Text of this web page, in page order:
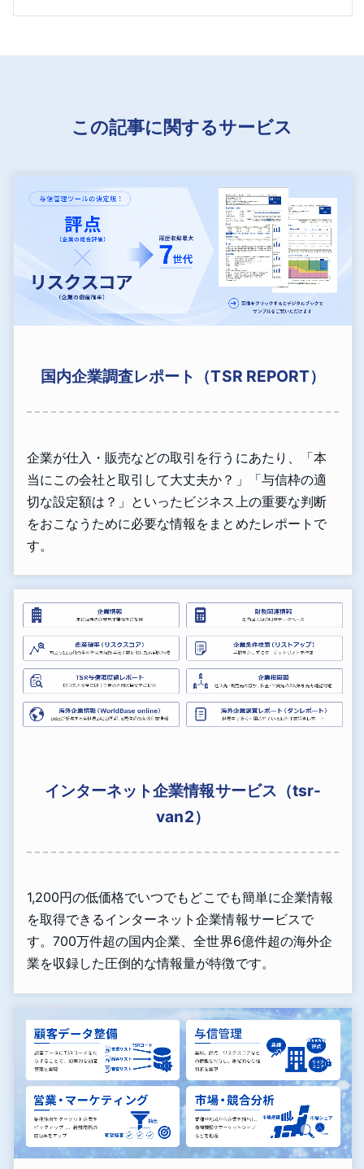
この記事に関するサービス
国内企業調査レポート（TSR REPORT）
企業が仕入・販売などの取引を行うにあたり、「本
当にこの会社と取引して大丈夫か？」「与信枠の適
切な設定額は？」といったビジネス上の重要な判断
をおこなうために必要な情報をまとめたレポートで
す。
インターネット企業情報サービス（tsr-
van2）
1,200円の低価格でいつでもどこでも簡単に企業情報
を取得できるインターネット企業情報サービスで
す。700万件超の国内企業、全世界6億件超の海外企
業を収録した圧倒的な情報量が特徴です。